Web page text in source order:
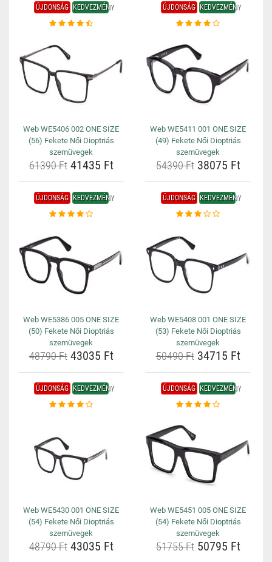
ÚJDONSÁG KEDVEZMÉNY
Web WE5406 002 ONE SIZE
(56) Fekete Női Dioptriás
szemüvegek
61390 Ft41435 Ft
ÚJDONSÁG KEDVEZMÉNY
Web WE5411 001 ONE SIZE
(49) Fekete Női Dioptriás
szemüvegek
54390 Ft38075 Ft
ÚJDONSÁG KEDVEZMÉNY
Web WE5386 005 ONE SIZE
(50) Fekete Női Dioptriás
szemüvegek
48790 Ft43035 Ft
ÚJDONSÁG KEDVEZMÉNY
Web WE5408 001 ONE SIZE
(53) Fekete Női Dioptriás
szemüvegek
50490 Ft34715 Ft
ÚJDONSÁG KEDVEZMÉNY
Web WE5430 001 ONE SIZE
(54) Fekete Női Dioptriás
szemüvegek
48790 Ft43035 Ft
ÚJDONSÁG KEDVEZMÉNY
Web WE5451 005 ONE SIZE
(54) Fekete Női Dioptriás
szemüvegek
51755 Ft50795 Ft